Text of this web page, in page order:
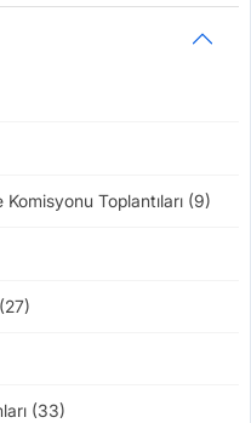
Toplantıları (9)
(33)